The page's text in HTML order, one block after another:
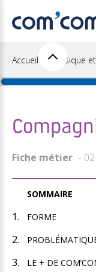
Accueil Musique
Fiche métier
SOMMAIRE
FORME
LE + DE